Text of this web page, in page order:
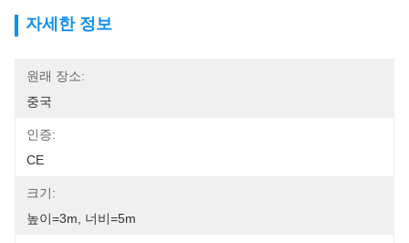
자세한 정보
원래 장소:
중국
인증:
CE
크기:
높이=3m, 너비=5m